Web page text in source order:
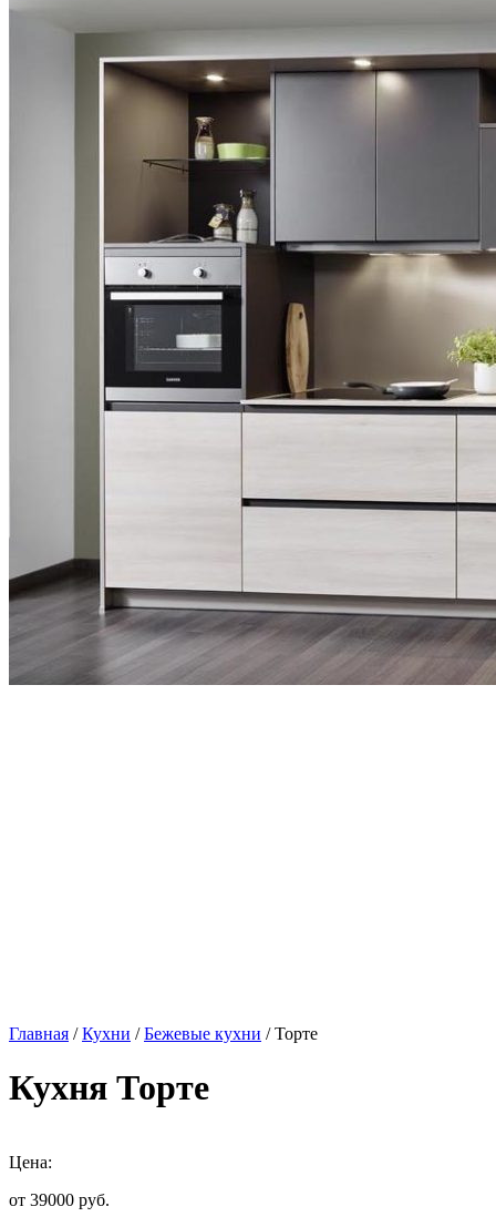
Главная /Кухни /Бежевые кухни / Торте
Кухня Торте
Цена:
от 39000 руб.